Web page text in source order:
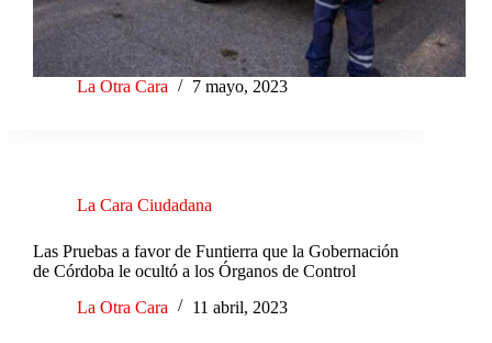
La Otra Cara 7 mayo, 2023
La Cara Ciudadana
Las Pruebas a favor de Funtierra que la Gobernación
de Córdoba le ocultó a los Órganos de Control
La Otra Cara
11 abril, 2023